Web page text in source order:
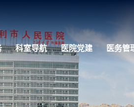
科室导航 医院党建 医务管